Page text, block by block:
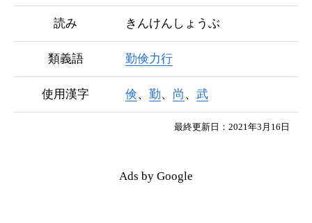
読み きんけんしょうぶ
類義語 勤倹力行
使用漢字 倹、 勤、 尚 、 武
最終更新日：2021年3月16日
Ads by Google